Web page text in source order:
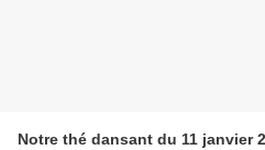
Notre thé dansant du 11 janvier